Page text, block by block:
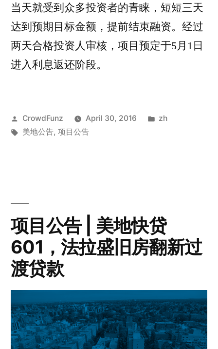
当天就受到众多投资者的青睐，短短三天
达到预期目标金额，提前结束融资。经过
两天合格投资人审核，项目预定于5月1日
进入利息返还阶段。
Posted
by
CrowdFunz April 30, 2016
Posted
zh
Tags:
美地公告, 项目公告
项目公告 | 美地快贷
601，法拉盛旧房翻新过
渡贷款